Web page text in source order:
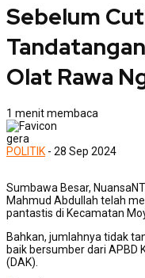
Sebelum
Olat Rawa
1 menit membaca
gera
POLITIK - 28 Sep 2024
Sumbawa Besar,
Mahmud Abdullah telah
pantastis di Kecamatan
Bahkan, jumlahnya tidak
baik bersumber dari APBD
(DAK).